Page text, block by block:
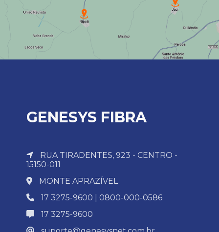
GENESYS FIBRA
RUA TIRADENTES, 923 - CENTRO -
15150-011
MONTE APRAZÍVEL
17 3275-9600 | 0800-000-0586
17 3275-9600